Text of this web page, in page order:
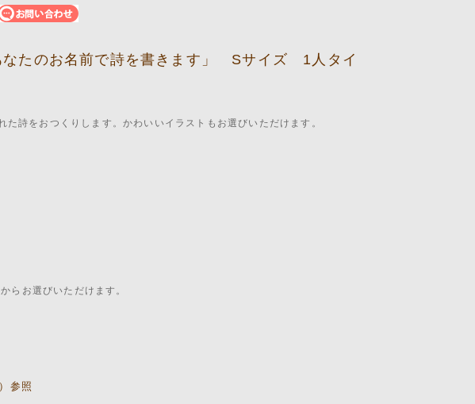
なたのお名前で詩を書きます」 Sサイズ 1人タイ
詩をおつくりします。かわいいイラストもお選びいただけます。
らお選びいただけます。
参照